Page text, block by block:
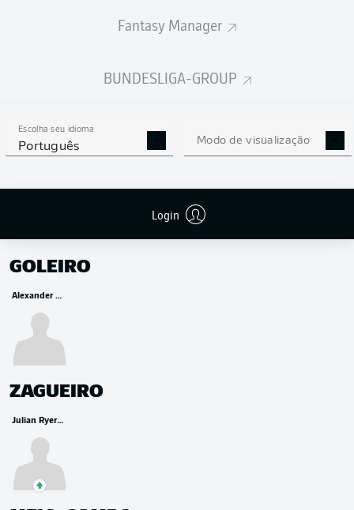
Fantasy Manager
BUNDESLIGA-GROUP
Escolha seu idioma
Português Modo de visualização
Login
Gregor Kobel
GOLEIRO
Alexander Meyer
ZAGUEIRO
Julian Ryerson